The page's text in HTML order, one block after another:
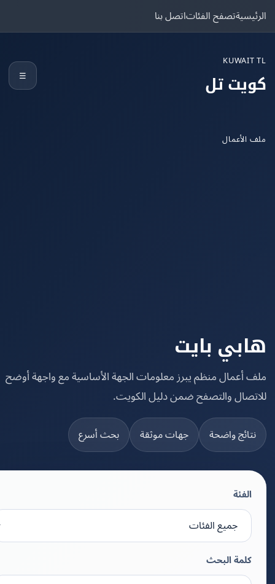
تصفح الفئاتاتصل بنا
تل
بايت
منظم يبرز معلومات الجهة الأساسية مع واجهة أوضح
والتصفح ضمن دليل الكويت.
واضحة جهات موثقة بحث أسرع
كلمة البحث